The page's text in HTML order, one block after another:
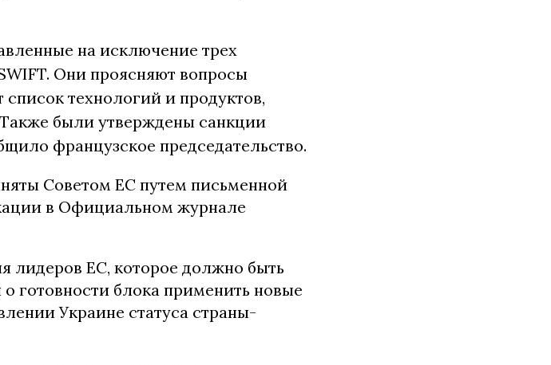
на исключение трех
Они проясняют вопросы
технологий и продуктов,
были утверждены санкции
французское председательство.
Советом ЕС путем письменной
в Официальном журнале
лидеров ЕС, которое должно быть
готовности блока применить новые
Украине статуса страны-